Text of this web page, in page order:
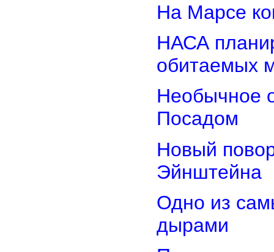
На Марсе
НАСА
обитаемых
Необычное
Посадом
Новый
Эйнштейна
Одно из
дырами